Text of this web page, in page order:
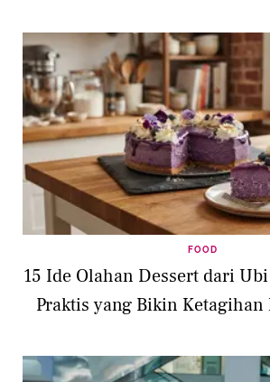
FOOD
15 Ide Olahan Dessert dari
Praktis yang Bikin Ketagihan